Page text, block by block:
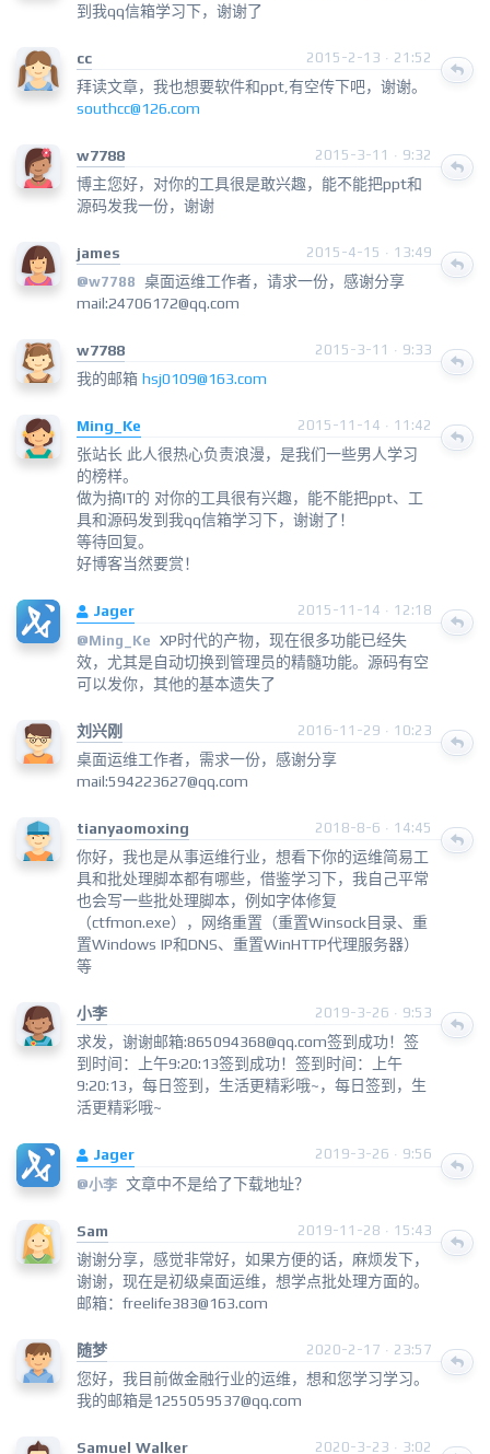
到我qq信箱学习下，谢谢了
cc 2015-2-13 · 21:52
拜读文章，我也想要软件和ppt,有空传下吧，谢谢。
southcc@126.com
w7788 2015-3-11 · 9:32
博主您好，对你的工具很是敢兴趣，能不能把ppt和
源码发我一份，谢谢
james
2015-4-15 · 13:49
@w7788 桌面运维工作者，请求一份，感谢分享
mail:24706172@qq.com
w7788 2015-3-11 · 9:33
我的邮箱 hsj0109@163.com
Ming_Ke 2015-11-14 · 11:42
张站长 此人很热心负责浪漫，是我们一些男人学习
的榜样。
做为搞IT的 对你的工具很有兴趣，能不能把ppt、工
具和源码发到我qq信箱学习下，谢谢了！
等待回复。
好博客当然要赏！
Jager
2015-11-14 · 12:18
@Ming_Ke XP时代的产物，现在很多功能已经失
效，尤其是自动切换到管理员的精髓功能。源码有空
可以发你，其他的基本遗失了
刘兴刚 2016-11-29 · 10:23
桌面运维工作者，需求一份，感谢分享
mail:594223627@qq.com
tianyaomoxing 2018-8-6 · 14:45
你好，我也是从事运维行业，想看下你的运维简易工
具和批处理脚本都有哪些，借鉴学习下，我自己平常
也会写一些批处理脚本，例如字体修复
（ctfmon.exe），网络重置（重置Winsock目录、重
置Windows IP和DNS、重置WinHTTP代理服务器）
等
小李 2019-3-26 · 9:53
求发，谢谢邮箱:865094368@qq.com签到成功！签
到时间：上午9:20:13签到成功！签到时间：上午
9:20:13，每日签到，生活更精彩哦~，每日签到，生
活更精彩哦~
Jager
2019-3-26 · 9:56
@小李 文章中不是给了下载地址？
Sam 2019-11-28 · 15:43
谢谢分享，感觉非常好，如果方便的话，麻烦发下，
谢谢，现在是初级桌面运维，想学点批处理方面的。
邮箱：freelife383@163.com
随梦 2020-2-17 · 23:57
您好，我目前做金融行业的运维，想和您学习学习。
我的邮箱是1255059537@qq.com
Samuel Walker 2020-3-23 · 3:02